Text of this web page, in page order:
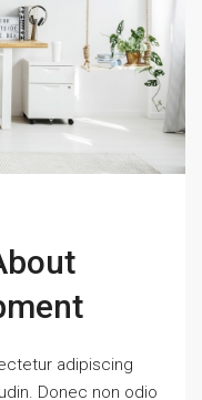
adipiscing
Donec non odio